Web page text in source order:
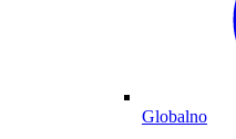
Globalno